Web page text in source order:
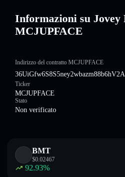
Informazioni su Jovey
MCJUPFACE
Indirizzo del contratto MCJUPFACE
Ticker
MCJUPFACE
Stato
Non verificato
BMT
$0.02467
92.93%